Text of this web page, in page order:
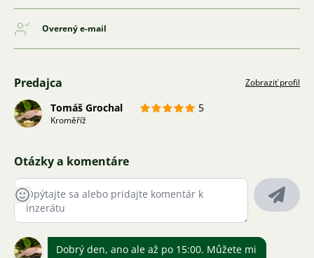
Overený e-mail
Predajca Zobraziť profil
Tomáš Grochal 5
Kroměříž
Otázky a komentáre
Dobrý den, ano ale až po 15:00. Můžete mi